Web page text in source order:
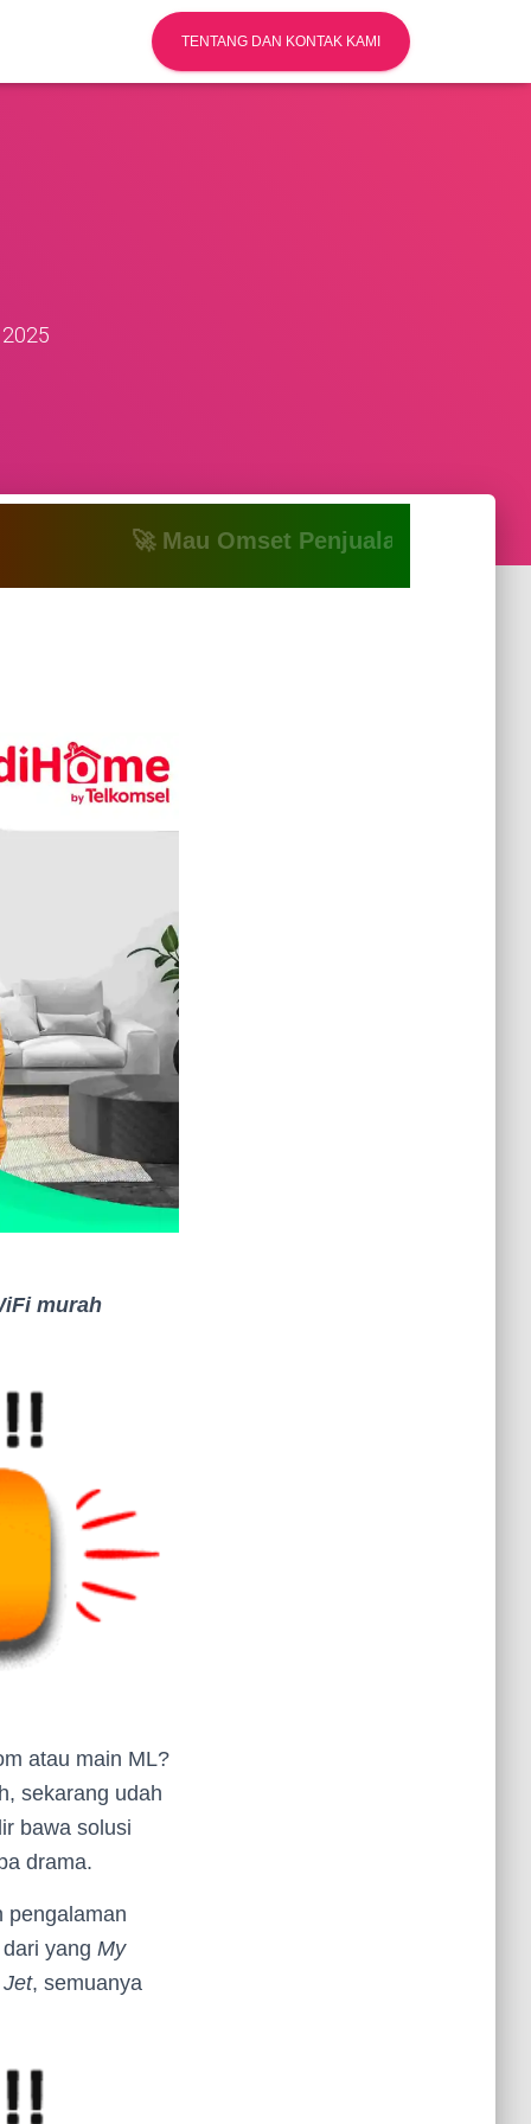
TENTANG DAN KONTAK KAMI
🚀 Mau Omset Penjualan Naik? Atau
murah
atau main ML?
sekarang udah
bawa solusi
drama.
pengalaman
yang My
, semuanya